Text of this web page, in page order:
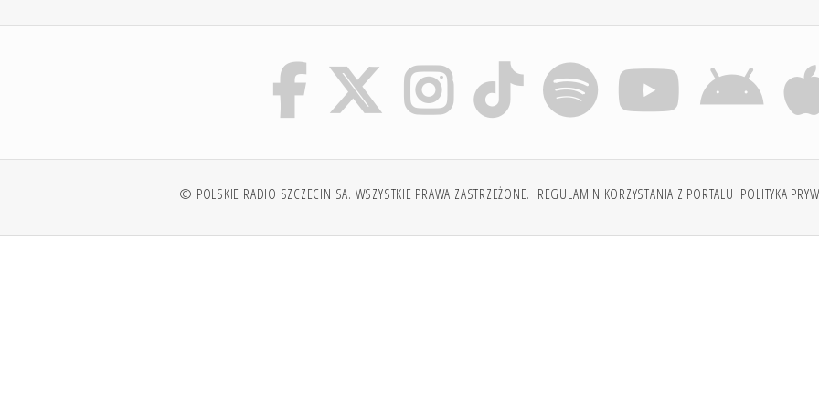
© POLSKIE RADIO SZCZECIN SA. WSZYSTKIE PRAWA ZASTRZEŻONE. REGULAMIN KORZYSTANIA Z PORTALU POLITYKA